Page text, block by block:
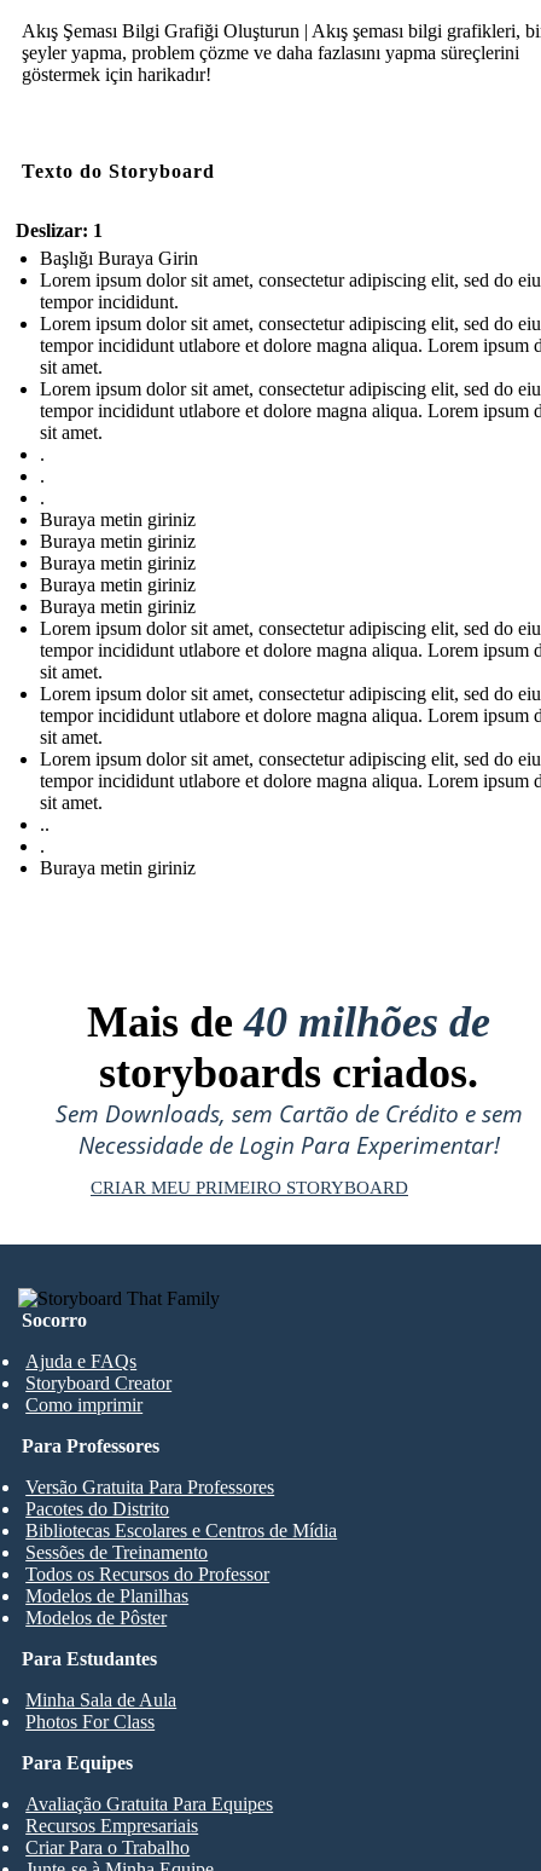
Akış Şeması Bilgi Grafiği Oluşturun | Akış şeması bilgi grafikleri,
şeyler yapma, problem çözme ve daha fazlasını yapma süreçlerini
göstermek için harikadır!
Texto do Storyboard
Deslizar: 1
Başlığı Buraya Girin
Lorem ipsum dolor sit amet, consectetur adipiscing elit, sed do
tempor incididunt.
Lorem ipsum dolor sit amet, consectetur adipiscing elit, sed do
tempor incididunt utlabore et dolore magna aliqua. Lorem ipsum
sit amet.
Lorem ipsum dolor sit amet, consectetur adipiscing elit, sed do
tempor incididunt utlabore et dolore magna aliqua. Lorem ipsum
sit amet.
.
.
.
Buraya metin giriniz
Buraya metin giriniz
Buraya metin giriniz
Buraya metin giriniz
Buraya metin giriniz
Lorem ipsum dolor sit amet, consectetur adipiscing elit, sed do
tempor incididunt utlabore et dolore magna aliqua. Lorem ipsum
sit amet.
Lorem ipsum dolor sit amet, consectetur adipiscing elit, sed do
tempor incididunt utlabore et dolore magna aliqua. Lorem ipsum
sit amet.
Lorem ipsum dolor sit amet, consectetur adipiscing elit, sed do
tempor incididunt utlabore et dolore magna aliqua. Lorem ipsum
sit amet.
..
.
Buraya metin giriniz
Mais de40 milhões de
storyboards criados.
Sem Downloads, sem Cartão de Crédito e sem
Necessidade de Login Para Experimentar!
CRIAR MEU PRIMEIRO STORYBOARD
Socorro
Ajuda e FAQs
Storyboard Creator
Como imprimir
Para Estudantes
Minha Sala de Aula
Photos For Class
Para Professores
Versão Gratuita Para Professores
Pacotes do Distrito
Bibliotecas Escolares e Centros de Mídia
Sessões de Treinamento
Todos os Recursos do Professor
Modelos de Planilhas
Modelos de Pôster
Para Equipes
Avaliação Gratuita Para Equipes
Recursos Empresariais
Criar Para o Trabalho